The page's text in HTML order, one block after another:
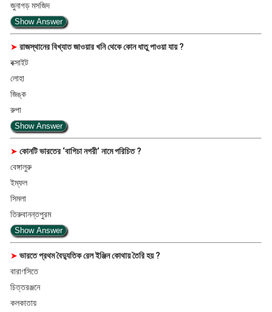
জুনাগড় মসজিদ
Show Answer
➤ রাজস্থানের বিখ্যাত জাওয়ার খনি থেকে কোন ধাতু পাওয়া যায় ?
বক্সাইট
লোহা
জিঙ্ক
রুপা
Show Answer
➤ কোনটি ভারতের ‘বাগিচা নগরী’ নামে পরিচিত ?
বেঙ্গালুরু
ইম্ফল
সিমলা
তিরুবানন্তপুরম
Show Answer
➤ ভারতে প্রথম বৈদ্যুতিক রেল ইঞ্জিন কোথায় তৈরি হয় ?
বারাণসিতে
চিত্তরঞ্জনে
কলকাতায়